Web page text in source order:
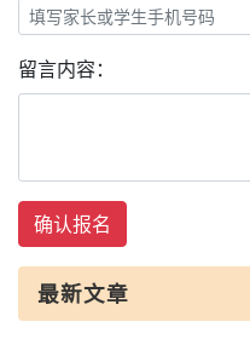
留言内容：
确认报名
最新文章